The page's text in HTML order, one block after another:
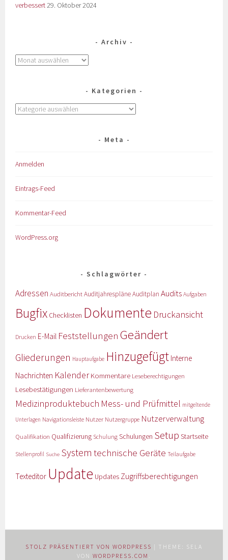
verbessert29. Oktober 2024
Archiv
Kategorien
Meta
Anmelden
Eintrags-Feed
Kommentar-Feed
WordPress.org
Schlagwörter
Adressen AuditberichtAuditjahrespläneAuditplan Audits Aufgaben
Bugfix Checklisten Dokumente Druckansicht
Drucken E-Mail Feststellungen Geändert
Gliederungen Hauptaufgabe Hinzugefügt Interne
Nachrichten KalenderKommentare Leseberechtigungen
Lesebestätigungen Lieferantenbewertung
Medizinproduktebuch Mess- und Prüfmittel mitgeltende
Unterlagen Navigationsleiste Nutzer Nutzergruppe Nutzerverwaltung
Qualifikation Qualifizierung Schulung Schulungen Setup Startseite
Stellenprofil Suche System technische Geräte Teilaufgabe
Texteditor Update Updates Zugriffsberechtigungen
STOLZ PRÄSENTIERT VON WORDPRESS | THEME: SELA
VON WORDPRESS.COM